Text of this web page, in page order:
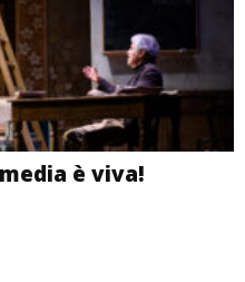
è viva!